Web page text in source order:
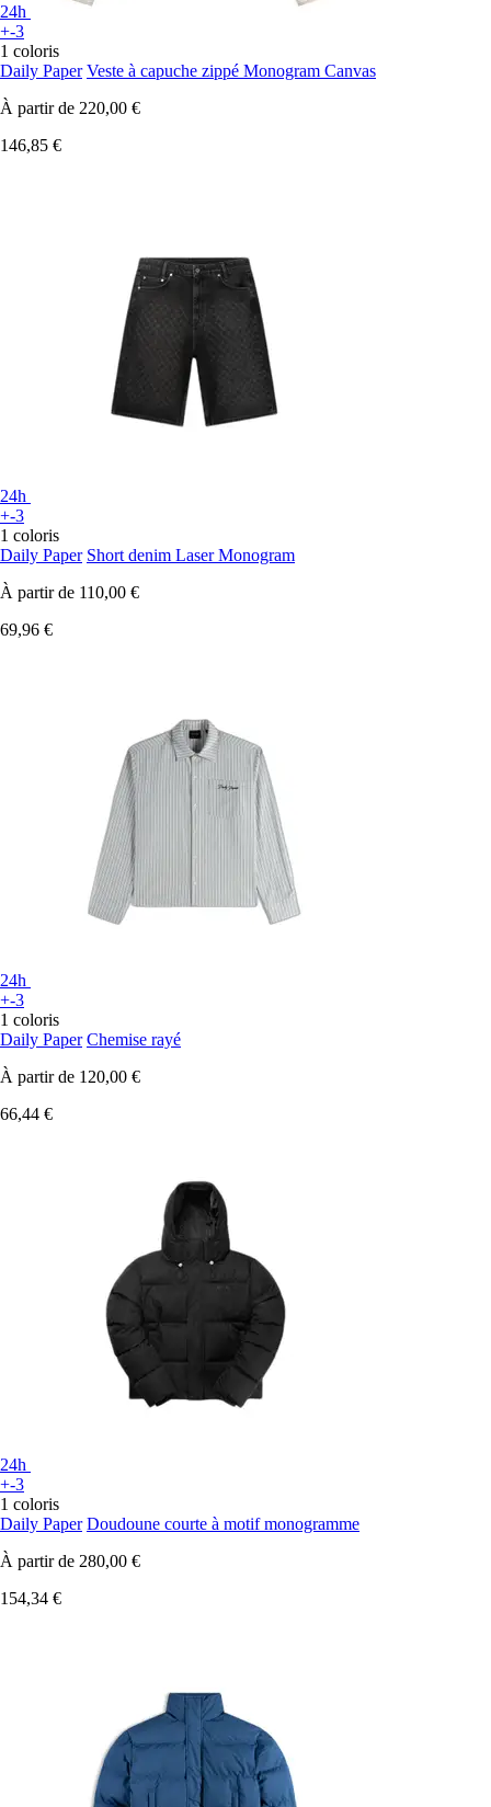
24h
+-3
1 coloris
Daily Paper Veste à capuche zippé Monogram Canvas
À partir de 220,00 €
146,85 €
24h
+-3
1 coloris
Daily Paper Short denim Laser Monogram
À partir de 110,00 €
69,96 €
24h
+-3
1 coloris
Daily Paper Chemise rayé
À partir de 120,00 €
66,44 €
24h
+-3
1 coloris
Daily Paper Doudoune courte à motif monogramme
À partir de 280,00 €
154,34 €